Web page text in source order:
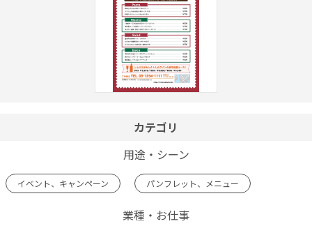
カテゴリ
用途・シーン
イベント、キャンペーン パンフレット、メニュー
業種・お仕事